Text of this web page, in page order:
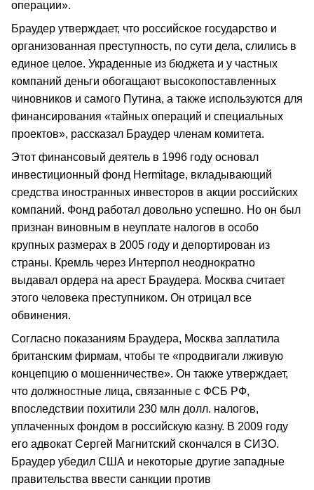
операции».
Браудер утверждает, что российское государство и
организованная преступность, по сути дела, слились в
единое целое. Украденные из бюджета и у частных
компаний деньги обогащают высокопоставленных
чиновников и самого Путина, а также используются для
финансирования «тайных операций и специальных
проектов», рассказал Браудер членам комитета.
Этот финансовый деятель в 1996 году основал
инвестиционный фонд Hermitage, вкладывающий
средства иностранных инвесторов в акции российских
компаний. Фонд работал довольно успешно. Но он был
признан виновным в неуплате налогов в особо
крупных размерах в 2005 году и депортирован из
страны. Кремль через Интерпол неоднократно
выдавал ордера на арест Браудера. Москва считает
этого человека преступником. Он отрицал все
обвинения.
Согласно показаниям Браудера, Москва заплатила
британским фирмам, чтобы те «продвигали лживую
концепцию о мошенничестве». Он также утверждает,
что должностные лица, связанные с ФСБ РФ,
впоследствии похитили 230 млн долл. налогов,
уплаченных фондом в российскую казну. В 2009 году
его адвокат Сергей Магнитский скончался в СИЗО.
Браудер убедил США и некоторые другие западные
правительства ввести санкции против